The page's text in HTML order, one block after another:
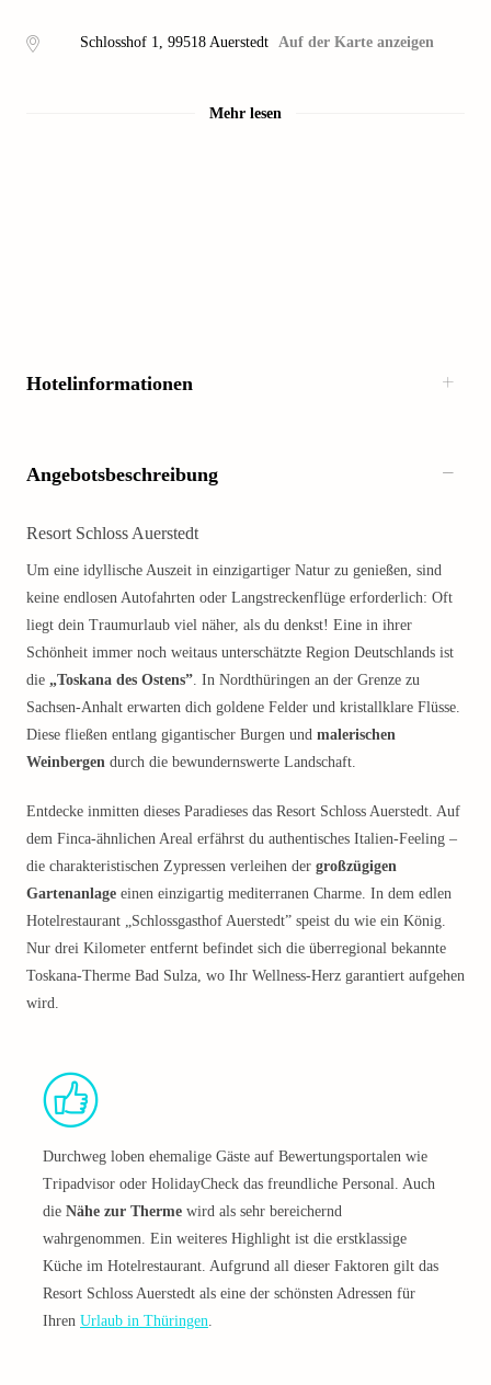
Schlosshof 1, 99518 Auerstedt Auf der Karte anzeigen
Mehr lesen
Hotelinformationen
Angebotsbeschreibung
Resort Schloss Auerstedt
Um eine idyllische Auszeit in einzigartiger Natur zu genießen, sind
keine endlosen Autofahrten oder Langstreckenflüge erforderlich: Oft
liegt dein Traumurlaub viel näher, als du denkst! Eine in ihrer
Schönheit immer noch weitaus unterschätzte Region Deutschlands ist
die „Toskana des Ostens”. In Nordthüringen an der Grenze zu
Sachsen-Anhalt erwarten dich goldene Felder und kristallklare Flüsse.
Diese fließen entlang gigantischer Burgen und malerischen
Weinbergen durch die bewundernswerte Landschaft.
Entdecke inmitten dieses Paradieses das Resort Schloss Auerstedt. Auf
dem Finca-ähnlichen Areal erfährst du authentisches Italien-Feeling –
die charakteristischen Zypressen verleihen der großzügigen
Gartenanlage einen einzigartig mediterranen Charme. In dem edlen
Hotelrestaurant „Schlossgasthof Auerstedt” speist du wie ein König.
Nur drei Kilometer entfernt befindet sich die überregional bekannte
Toskana-Therme Bad Sulza, wo Ihr Wellness-Herz garantiert aufgehen
wird.
Durchweg loben ehemalige Gäste auf Bewertungsportalen wie
Tripadvisor oder HolidayCheck das freundliche Personal. Auch
die Nähe zur Therme wird als sehr bereichernd
wahrgenommen. Ein weiteres Highlight ist die erstklassige
Küche im Hotelrestaurant. Aufgrund all dieser Faktoren gilt das
Resort Schloss Auerstedt als eine der schönsten Adressen für
Ihren Urlaub in Thüringen.